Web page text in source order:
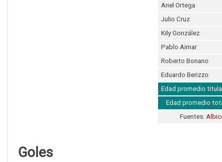
Ariel Ortega
Julio Cruz
Kily González
Pablo Aimar
Roberto Bonano
Eduardo Berizzo
Edad promedio
Edad promedio
Fuentes:
Goles